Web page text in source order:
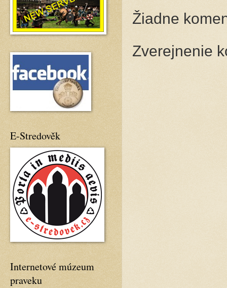
Žiadne
Zverejnenie
E-Stredověk
Internetové múzeum
praveku